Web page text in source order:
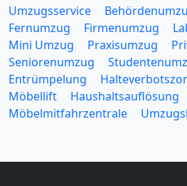
Umzugsservice
Fernumzug
Firmenumzug
Mini Umzug
Praxisumzug
Seniorenumzug
Entrümpelung
Möbellift
Haushaltsauflösung
Möbelmitfahrzentrale